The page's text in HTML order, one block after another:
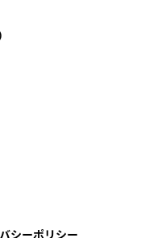
シーポリシー